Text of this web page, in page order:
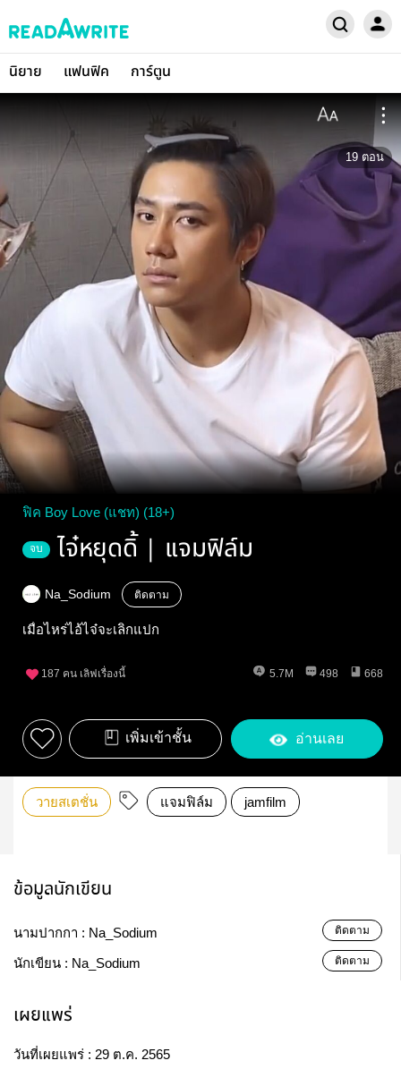
นิยาย แฟนฟิค การ์ตูน
19 ตอน
ฟิค Boy Love (แชท) (18+)
จบ ไจ๋หยุดดิ้ | แจมฟิล์ม
Na_Sodium ติดตาม
เมื่อไหร่ไอ้ไจ๋จะเลิกแปก
187 คน เลิฟเรื่องนี้ 5.7M 498 668
เพิ่มเข้าชั้น อ่านเลย
วายสเตชั่น แจมฟิล์ม jamfilm
ข้อมูลนักเขียน
นามปากกา : Na_Sodium ติดตาม
นักเขียน : Na_Sodium ติดตาม
เผยแพร่
วันที่เผยแพร่ : 29 ต.ค. 2565